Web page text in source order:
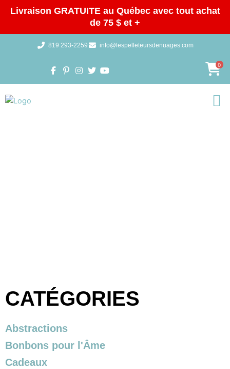
AllerLivraison GRATUITE au Québec avec tout achat
de 75 $ et +
819 293-2259 info@lespelleteursdenuages.com
0
CATÉGORIES
Abstractions
Bonbons pour l'Âme
Cadeaux